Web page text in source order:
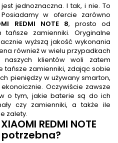
jednoznaczna. I tak, i nie. To
w ofercie zarówno
REDMI NOTE 8, prosto od
zamienniki. Oryginalne
wyższą jakość wykonania
również w wielu przypadkach
klientów woli zatem
tańsze zamienniki, zdając sobie
pieniędzy w używany smarton,
Oczywiście zawsze
o tym, jakie baterie są do ich
czy zamienniki, a także ile
zalety.
REDMI NOTE